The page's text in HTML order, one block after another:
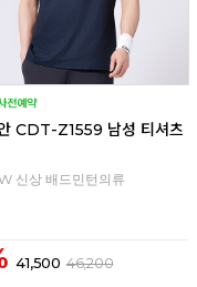
CDT-Z1559 남성 티셔츠
신상 배드민턴의류
41,500 46,200